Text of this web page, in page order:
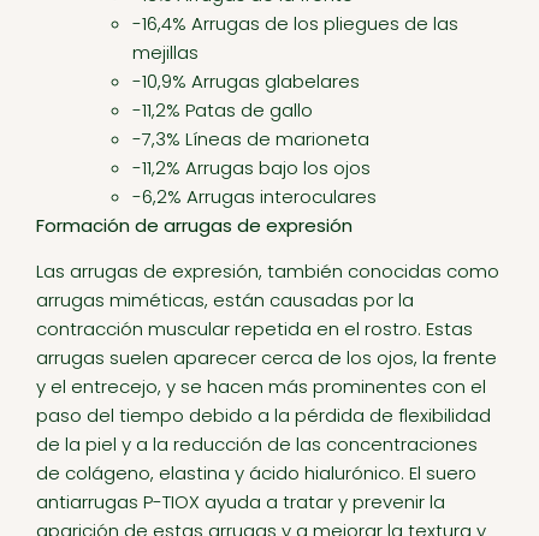
-16,4% Arrugas de los pliegues de las
mejillas
-10,9% Arrugas glabelares
-11,2% Patas de gallo
-7,3% Líneas de marioneta
-11,2% Arrugas bajo los ojos
-6,2% Arrugas interoculares
Formación de arrugas de expresión
Las arrugas de expresión, también conocidas como
arrugas miméticas, están causadas por la
contracción muscular repetida en el rostro. Estas
arrugas suelen aparecer cerca de los ojos, la frente
y el entrecejo, y se hacen más prominentes con el
paso del tiempo debido a la pérdida de flexibilidad
de la piel y a la reducción de las concentraciones
de colágeno, elastina y ácido hialurónico. El suero
antiarrugas P-TIOX ayuda a tratar y prevenir la
aparición de estas arrugas y a mejorar la textura y